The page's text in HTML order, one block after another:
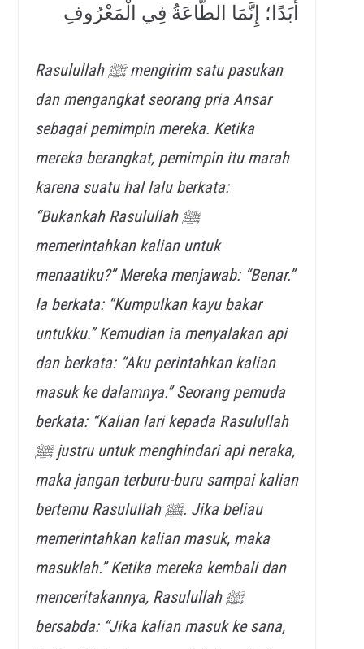
أَبَدًا؛ إِنَّمَا الطَّاعَةُ فِي الْمَعْرُوفِ
Rasulullah ﷺ mengirim satu pasukan
dan mengangkat seorang pria Ansar
sebagai pemimpin mereka. Ketika
mereka berangkat, pemimpin itu marah
karena suatu hal lalu berkata:
“Bukankah Rasulullah ﷺ
memerintahkan kalian untuk
menaatiku?” Mereka menjawab: “Benar.”
Ia berkata: “Kumpulkan kayu bakar
untukku.” Kemudian ia menyalakan api
dan berkata: “Aku perintahkan kalian
masuk ke dalamnya.” Seorang pemuda
berkata: “Kalian lari kepada Rasulullah
ﷺ justru untuk menghindari api neraka,
maka jangan terburu-buru sampai kalian
bertemu Rasulullah ﷺ. Jika beliau
memerintahkan kalian masuk, maka
masuklah.” Ketika mereka kembali dan
menceritakannya, Rasulullah ﷺ
bersabda: “Jika kalian masuk ke sana,